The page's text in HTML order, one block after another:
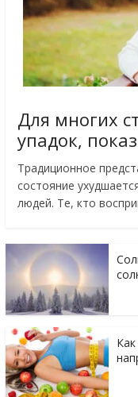
Для многих
упадок,
Традиционное
состояние
людей. Те, кто